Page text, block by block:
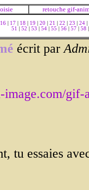
retouche gif-
16 17 18 19 20 21 22 23 24
51
52 53 54 55 56 57 58
écrit par
image.com/gif-
tu essaies